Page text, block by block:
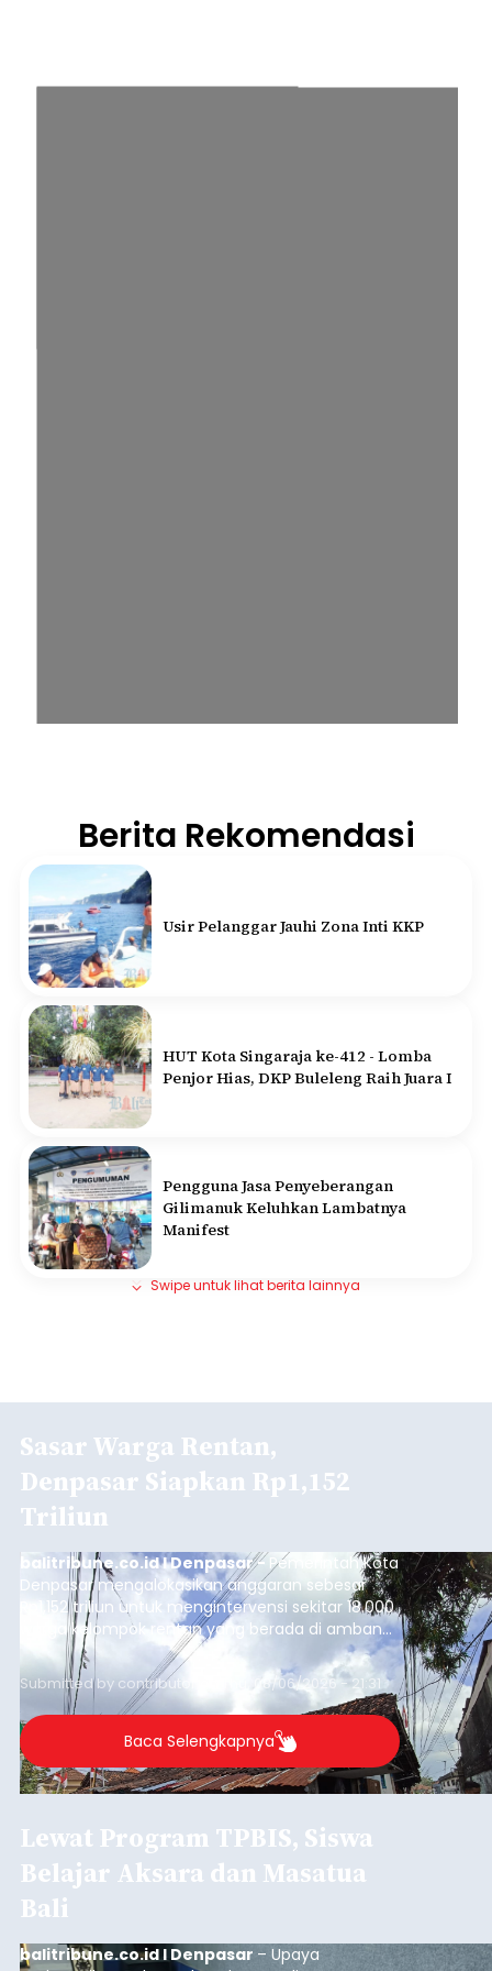
Berita Rekomendasi
Usir Pelanggar Jauhi Zona Inti KKP
HUT Kota Singaraja ke-412 - Lomba
Penjor Hias, DKP Buleleng Raih Juara I
Pengguna Jasa Penyeberangan
Gilimanuk Keluhkan Lambatnya
Manifest
Swipe untuk lihat berita lainnya
Sasar Warga Rentan,
Denpasar Siapkan Rp1,152
Triliun
balitribune.co.id I Denpasar - Pemerintah Kota
Denpasar mengalokasikan anggaran sebesar
Rp1,152 triliun untuk mengintervensi sekitar 18.000
warga kelompok rentan yang berada di ambang
garis kemiskinan. Langkah strategis ini diambil
guna menjaga masyarakat yang berada pada
kelompok desil 5 dan 6 tersebut agar tidak
merosot ke kategori miskin.
Submitted by contributor Thu, 08/06/2026 - 21:31
Baca Selengkapnya
Lewat Program TPBIS, Siswa
Belajar Aksara dan Masatua
Bali
balitribune.co.id I Denpasar – Upaya